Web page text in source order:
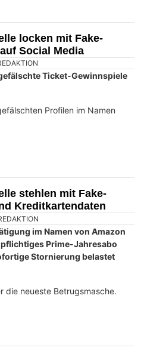
locken mit Fake-
Social Media
Ticket-Gewinnspiele
Profilen im Namen
stehlen mit Fake-
Kreditkartendaten
im Namen von Amazon
Prime-Jahresabo
Stornierung belastet
die neueste Betrugsmasche.